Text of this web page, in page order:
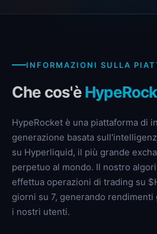
INFORMAZIONI SULLA
Che cos'è
HypeRocket è una piattaforma di
generazione basata
su Hyperliquid, il più grande
perpetuo al mondo. Il nostro
effettua operazioni di trading su
giorni su 7, generando
i nostri utenti.